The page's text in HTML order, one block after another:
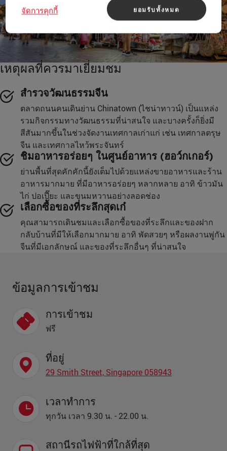
เหตุผลที่ควรมาเยี่ยมชม
สำรวจวัฒนธรรมจีน
ตลาดถนนคนเดินย่าน Chinatown (ไชน่าทาวน์) เป็นแหล่ง
รวมกิจกรรมทางวัฒนธรรมที่น่าสนใจ และบางครั้งก็ยิ่งมี
สีสันมากขึ้นในช่วงจัดงานเทศกาลเก่าแก่ เช่น เทศกาลตรุษ
จีน และเทศกาลไหว้พระจันทร์
ชิมอาหารอร่อยๆ ในศูนย์อาหาร (ฮอว์กเกอร์)
ย่านพื้นที่สุดคักคักนี้ยังเต็มไปด้วยแหล่งขายอาหารและร้าน
อาหารมากมาย ที่มีอาหารอร่อยๆ หลากหลาย อาทิ ข้าวมัน
ไก่ ปอเปี๊ยะ และขนมหวานอย่างลอดช่อง
เลือกซื้อของที่ระลึกสุดเก๋
คุณสามารถเดินชมและเลือกซื้อของที่ระลึกและของฝาก
กลับบ้านที่มีให้เลือกมากมาย อาทิ พัดสวยๆ หรือผลงานพู่กัน
จีนที่มีเอกลักษณ์ และของที่ระลึกอื่นๆ ที่น่าสนใจ
ข้อมูลการเข้าชม
การเข้าชม
ฟรี
ที่อยู่
29 Smith Street, Singapore 058943
เวลาทำการ
ทุกวัน เวลา 9.30 น. - 22.00 น.
สถานีรถไฟฟ้าที่ใกล้ที่สุด
ยอมรับทั้งหมด
จัดการคุกกี้